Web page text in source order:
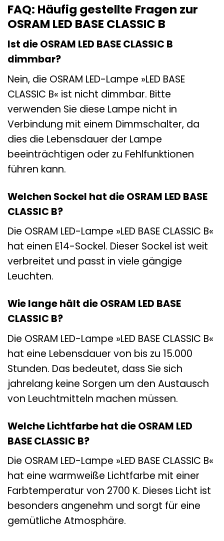
FAQ: Häufig gestellte Fragen zur
OSRAM LED BASE CLASSIC B
Ist die OSRAM LED BASE CLASSIC B
dimmbar?
Nein, die OSRAM LED-Lampe »LED BASE
CLASSIC B« ist nicht dimmbar. Bitte
verwenden Sie diese Lampe nicht in
Verbindung mit einem Dimmschalter, da
dies die Lebensdauer der Lampe
beeinträchtigen oder zu Fehlfunktionen
führen kann.
Welchen Sockel hat die OSRAM LED BASE
CLASSIC B?
Die OSRAM LED-Lampe »LED BASE CLASSIC B«
hat einen E14-Sockel. Dieser Sockel ist weit
verbreitet und passt in viele gängige
Leuchten.
Wie lange hält die OSRAM LED BASE
CLASSIC B?
Die OSRAM LED-Lampe »LED BASE CLASSIC B«
hat eine Lebensdauer von bis zu 15.000
Stunden. Das bedeutet, dass Sie sich
jahrelang keine Sorgen um den Austausch
von Leuchtmitteln machen müssen.
Welche Lichtfarbe hat die OSRAM LED
BASE CLASSIC B?
Die OSRAM LED-Lampe »LED BASE CLASSIC B«
hat eine warmweiße Lichtfarbe mit einer
Farbtemperatur von 2700 K. Dieses Licht ist
besonders angenehm und sorgt für eine
gemütliche Atmosphäre.